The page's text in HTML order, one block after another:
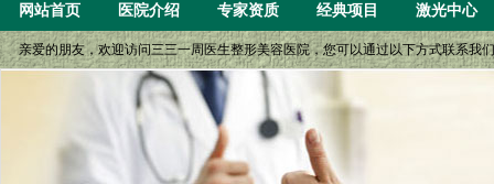
网站首页 医院介绍 专家资质 经典项目 激光中心
亲爱的朋友，欢迎访问三三一周医生整形美容医院，您可以通过以下方式联系